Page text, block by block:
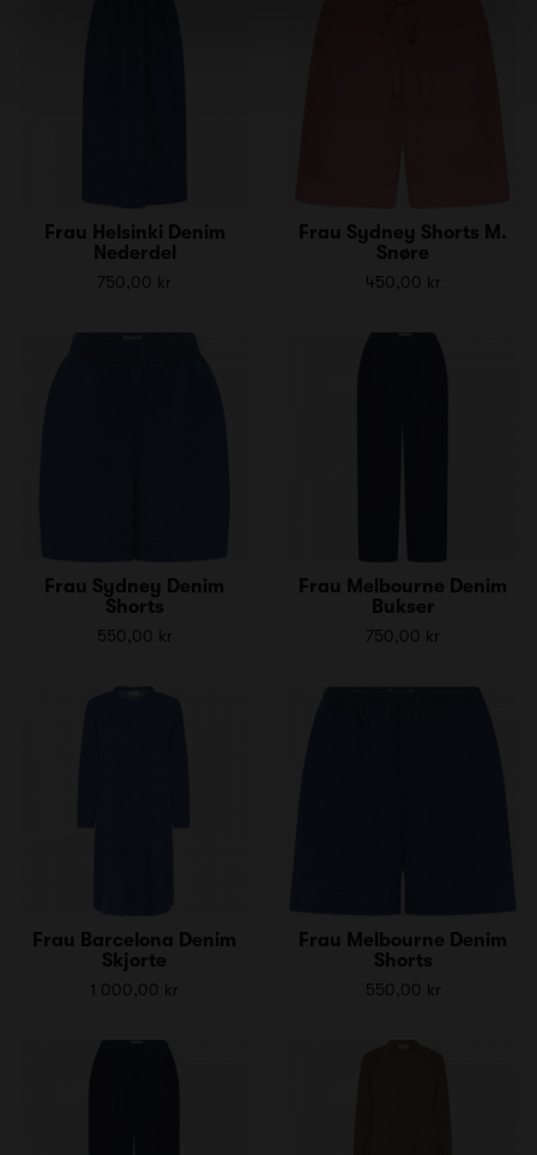
Frau Helsinki Denim
Nederdel
750,00 kr
Frau Sydney Shorts M.
Snøre
450,00 kr
Frau Sydney Denim
Shorts
550,00 kr
Frau Melbourne Denim
Bukser
750,00 kr
Frau Barcelona Denim
Skjorte
1 000,00 kr
Frau Melbourne Denim
Shorts
550,00 kr